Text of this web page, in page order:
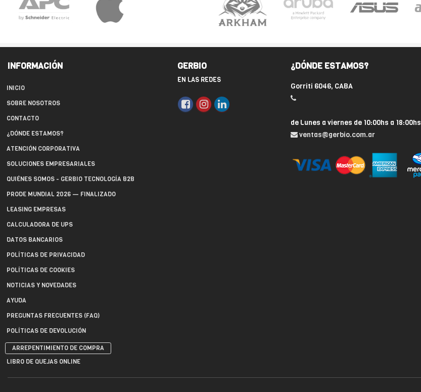
INFORMACIÓN
INICIO
SOBRE NOSOTROS
CONTACTO
¿DÓNDE ESTAMOS?
ATENCIÓN CORPORATIVA
SOLUCIONES EMPRESARIALES
QUIÉNES SOMOS - GERBIO TECNOLOGÍA B2B
PRODE MUNDIAL 2026 — FINALIZADO
LEASING EMPRESAS
CALCULADORA DE UPS
DATOS BANCARIOS
POLÍTICAS DE PRIVACIDAD
POLÍTICAS DE COOKIES
NOTICIAS Y NOVEDADES
AYUDA
PREGUNTAS FRECUENTES (FAQ)
POLÍTICAS DE DEVOLUCIÓN
ARREPENTIMIENTO DE COMPRA
LIBRO DE QUEJAS ONLINE
GERBIO
EN LAS REDES
¿DÓNDE ESTAMOS?
Gorriti 6046, CABA
de Lunes a viernes de 10:00hs a 18:00hs
ventas@gerbio.com.ar